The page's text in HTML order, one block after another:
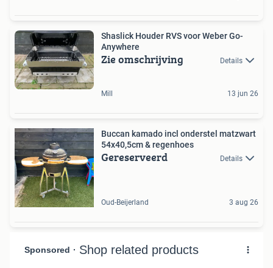
Shaslick Houder RVS voor Weber Go-
Anywhere
Zie omschrijving Details
Mill 13 jun 26
Buccan kamado incl onderstel matzwart
54x40,5cm & regenhoes
Gereserveerd Details
Oud-Beijerland 3 aug 26